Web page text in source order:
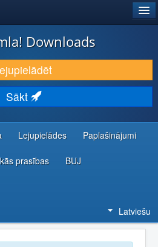
Downloads
Sākt
Lejupielādes Paplašinājumi
prasības BUJ
Latviešu